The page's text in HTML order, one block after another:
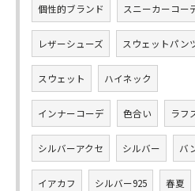
個性的ブランド スニーカーコー
レザーシューズ スウェットパン
スウェット ハイネック
インナーコーデ 色合い ラフ
シルバーアクセ シルバー バ
イアカフ シルバー925 春夏